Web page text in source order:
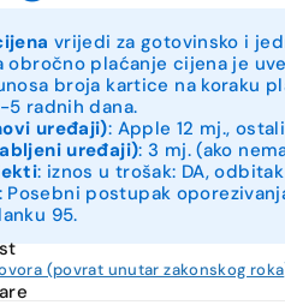
vrijedi za gotovinsko i
obročno plaćanje cijena je
broja kartice na koraku
5 radnih dana.
uređaji): Apple 12 mj.,
uređaji): 3 mj. (ako
: iznos u trošak: DA,
: Posebni postupak
95.
(povrat unutar zakonskog